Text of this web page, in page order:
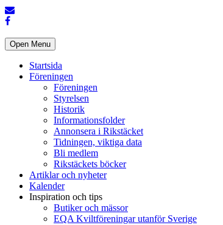
Open Menu
Startsida
Föreningen
Föreningen
Styrelsen
Historik
Informationsfolder
Annonsera i Rikstäcket
Tidningen, viktiga data
Bli medlem
Rikstäckets böcker
Artiklar och nyheter
Kalender
Inspiration och tips
Butiker och mässor
EQA Kviltföreningar utanför Sverige